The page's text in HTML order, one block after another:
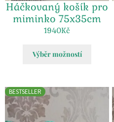
Háčkovaný košík pro
miminko 75x35cm
1940Kč
Výběr možností
BESTSELLER